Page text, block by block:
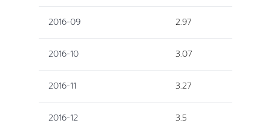
2016-09 2.97
2016-10 3.07
2016-11 3.27
2016-12 3.5